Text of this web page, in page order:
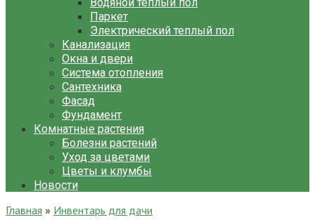
Паркет
Электрический теплый пол
Канализация
Окна и двери
Система отопления
Сантехника
Фасад
Фундамент
Комнатные растения
Болезни растений
Уход за цветами
Цветы и клумбы
Новости
Главная » Инвентарь для дачи